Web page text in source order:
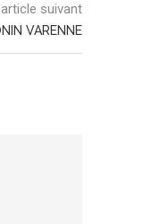
article suivant
VARENNE